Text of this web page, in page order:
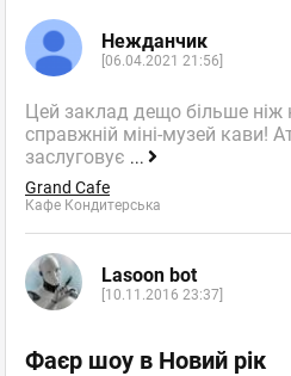
Нежданчик
[06.04.2021 21:56]
Цей заклад дещо більше ніж
справжній міні-музей кави!
заслуговує ...
Grand Cafe
Кафе Кондитерська
Lasoon bot
[10.11.2016 23:37]
Фаєр шоу в Новий рік